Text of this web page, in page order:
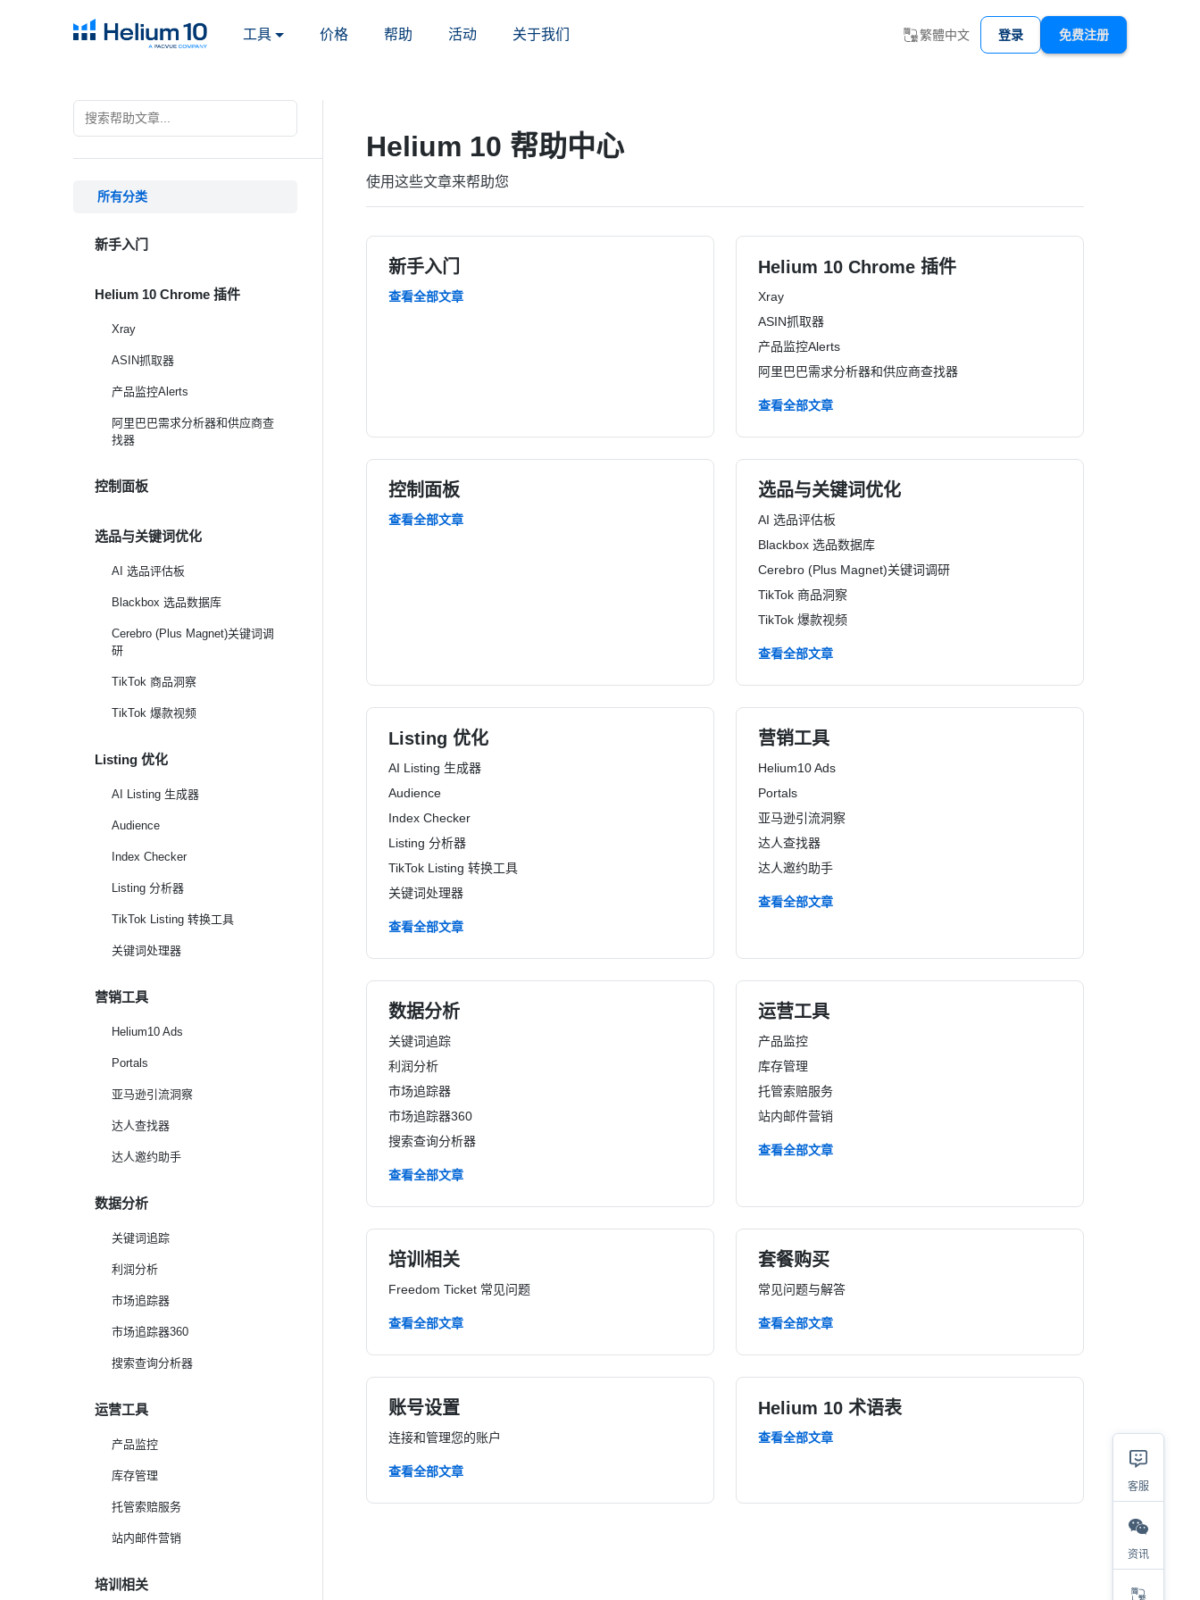
工具 价格 帮助 活动 关于我们 繁體中文 登录 免费注册
所有分类
新手入门
Helium 10 Chrome 插件
Xray
ASIN抓取器
产品监控Alerts
阿里巴巴需求分析器和供应商查
找器
控制面板
选品与关键词优化
AI 选品评估板
Blackbox 选品数据库
Cerebro (Plus Magnet)关键词调
研
TikTok 商品洞察
TikTok 爆款视频
Listing 优化
AI Listing 生成器
Audience
Index Checker
Listing 分析器
TikTok Listing 转换工具
关键词处理器
营销工具
Helium10 Ads
Portals
亚马逊引流洞察
达人查找器
达人邀约助手
数据分析
关键词追踪
利润分析
市场追踪器
市场追踪器360
搜索查询分析器
运营工具
产品监控
库存管理
托管索赔服务
站内邮件营销
培训相关
Helium 10 帮助中心
使用这些文章来帮助您
新手入门
查看全部文章
Helium 10 Chrome 插件
Xray
ASIN抓取器
产品监控Alerts
阿里巴巴需求分析器和供应商查找器
查看全部文章
控制面板
查看全部文章
选品与关键词优化
AI 选品评估板
Blackbox 选品数据库
Cerebro (Plus Magnet)关键词调研
TikTok 商品洞察
TikTok 爆款视频
查看全部文章
Listing 优化
AI Listing 生成器
Audience
Index Checker
Listing 分析器
TikTok Listing 转换工具
关键词处理器
查看全部文章
营销工具
Helium10 Ads
Portals
亚马逊引流洞察
达人查找器
达人邀约助手
查看全部文章
数据分析
关键词追踪
利润分析
市场追踪器
市场追踪器360
搜索查询分析器
查看全部文章
运营工具
产品监控
库存管理
托管索赔服务
站内邮件营销
查看全部文章
培训相关
Freedom Ticket 常见问题
查看全部文章
套餐购买
常见问题与解答
查看全部文章
账号设置
连接和管理您的账户
查看全部文章
Helium 10 术语表
查看全部文章
客服
资讯